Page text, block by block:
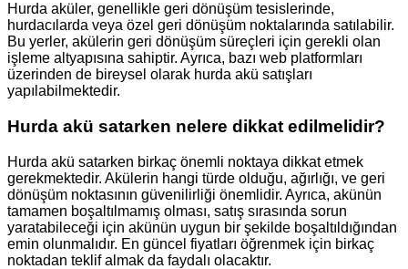
Hurda aküler, genellikle geri dönüşüm tesislerinde,
hurdacılarda veya özel geri dönüşüm noktalarında satılabilir.
Bu yerler, akülerin geri dönüşüm süreçleri için gerekli olan
işleme altyapısına sahiptir. Ayrıca, bazı web platformları
üzerinden de bireysel olarak hurda akü satışları
yapılabilmektedir.
Hurda akü satarken nelere dikkat edilmelidir?
Hurda akü satarken birkaç önemli noktaya dikkat etmek
gerekmektedir. Akülerin hangi türde olduğu, ağırlığı, ve geri
dönüşüm noktasının güvenilirliği önemlidir. Ayrıca, akünün
tamamen boşaltılmamış olması, satış sırasında sorun
yaratabileceği için akünün uygun bir şekilde boşaltıldığından
emin olunmalıdır. En güncel fiyatları öğrenmek için birkaç
noktadan teklif almak da faydalı olacaktır.